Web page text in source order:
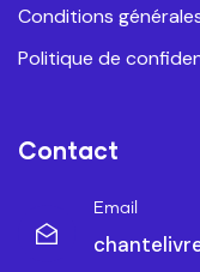
Conditions
Politique de
Contact
Email